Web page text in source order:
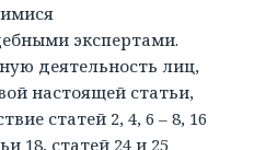
экспертами.
деятельность лиц,
настоящей статьи,
статей 2, 4, 6 – 8, 16
18, статей 24 и 25